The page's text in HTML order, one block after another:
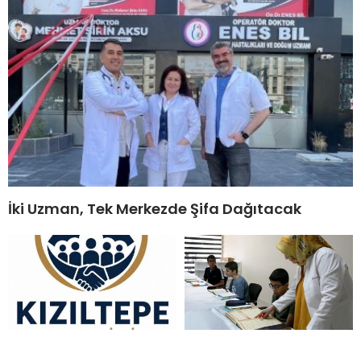
İki Uzman, Tek Merkezde Şifa Dağıtacak